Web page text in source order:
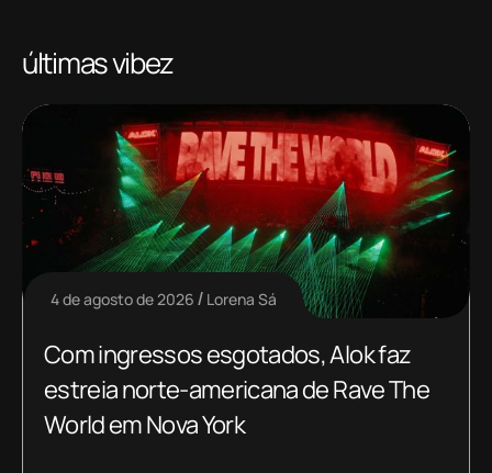
últimas vibez
4 de agosto de 2026 Lorena Sá
Com ingressos esgotados, Alok faz
estreia norte-americana de Rave The
World em Nova York